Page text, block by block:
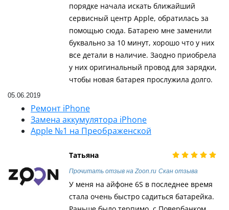
порядке начала искать ближайший
сервисный центр Apple, обратилась за
помощью сюда. Батарею мне заменили
буквально за 10 минут, хорошо что у них
все детали в наличие. Заодно приобрела
у них оригинальный провод для зарядки,
чтобы новая батарея прослужила долго.
05.06.2019
Ремонт iPhone
Замена аккумулятора iPhone
Apple №1 на Преображенской
Татьяна
Прочитать отзыв на Zoon.ru Скан отзыва
У меня на айфоне 6S в последнее время
стала очень быстро садиться батарейка.